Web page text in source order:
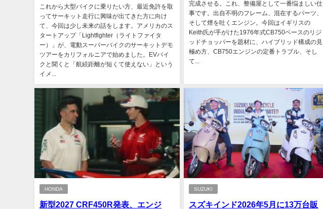
これから大型バイクに乗りたい方、最近免許を取
ってサーキット走行に興味が出てきた方に向け
て、今回は少し未来の話をします。アメリカのス
タートアップ「Lightfighter（ライトファイタ
ー）」が、電動スーパーバイクのサーキットデモ
ツアーをカリフォルニアで始めました。EVバイ
クと聞くと「航続距離が短くて使えない」という
イメ...
完成させる。これ、整備屋として一番悩ましい仕
事です。出自不明のフレーム、混在するパーツ、
そして煙を吐くエンジン。今回はイギリスの
Keith氏が手がけた1976年式CB750ベースのリジ
ッドチョッパーを題材に、ハイブリッド構成の見
極め方、CB750エンジンの定番トラブル、そし
て...
HONDA
新型2027 CRF450R発表、エンジ
SUZUKI
スズキインド2026年5月に13万台販